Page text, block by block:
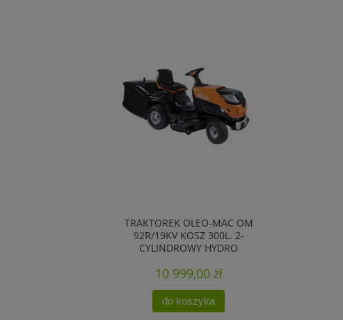
TRAKTOREK OLEO-MAC OM
92R/19KV KOSZ 300L. 2-
CYLINDROWY HYDRO
10 999,00 zł
do koszyka